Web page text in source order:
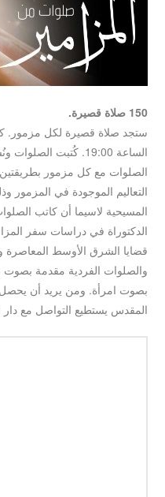
150 صلاة قصيرة.
ستجد صلاة قصيرة لكل مزمور.
الساعة 19:00. كُتبت
الصلوات مع كل مزمور
التعاليم الموجودة في المزمور
المسيحية لاسيما أن كاتب
الدكتوراة في دراسات سفر
قضايا الشرق الأوسط
والصلوات الفردية مقدمة
بصوت امرأة. ومن يريد أن
المقدس يستطيع التواصل مع